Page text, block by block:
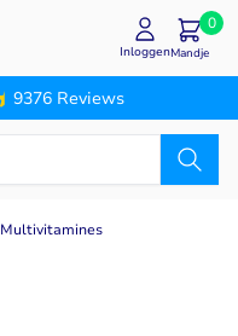
9376 Reviews
InloggenMandje
0
Multivitamines